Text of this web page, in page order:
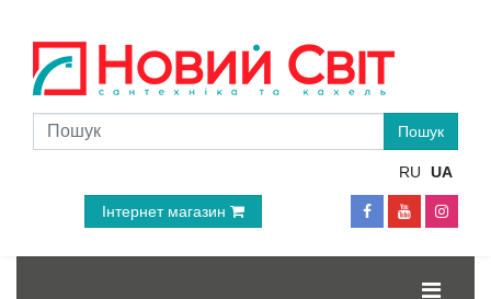
RU UA
Інтернет магазин